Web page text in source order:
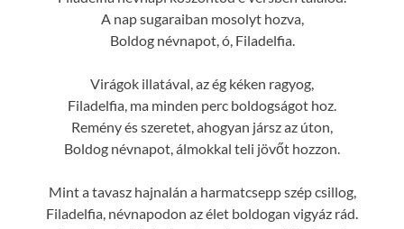
A nap sugaraiban mosolyt hozva,
Boldog névnapot, ó, Filadelfia.
Virágok illatával, az ég kéken ragyog,
Filadelfia, ma minden perc boldogságot hoz.
Remény és szeretet, ahogyan jársz az úton,
Boldog névnapot, álmokkal teli jövőt hozzon.
Mint a tavasz hajnalán a harmatcsepp szép csillog,
Filadelfia, névnapodon az élet boldogan vigyáz rád.